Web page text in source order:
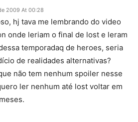
2009 At 00:28
hj tava me lembrando do video
onde leriam o final de lost e leram
temporadaq de heroes, seria
de realidades alternativas?
não tem nenhum spoiler nesse
ler nenhum até lost voltar em